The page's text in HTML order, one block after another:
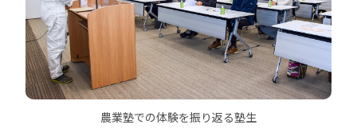
農業塾での体験を振り返る塾生